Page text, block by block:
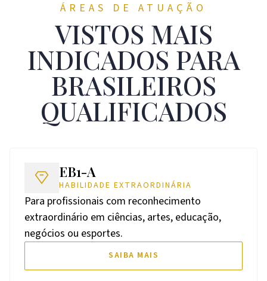
ÁREAS DE ATUAÇÃO
VISTOS MAIS
INDICADOS PARA
BRASILEIROS
QUALIFICADOS
EB1-A
HABILIDADE EXTRAORDINÁRIA
Para profissionais com reconhecimento
extraordinário em ciências, artes, educação,
negócios ou esportes.
SAIBA MAIS